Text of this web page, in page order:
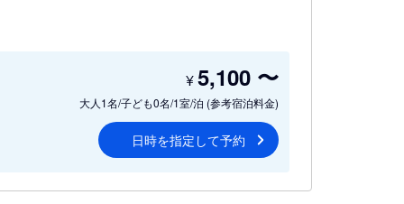
大人1名/子ども0名/1室/泊 (参考宿泊料金)
¥5,100 〜
日時を指定して予約